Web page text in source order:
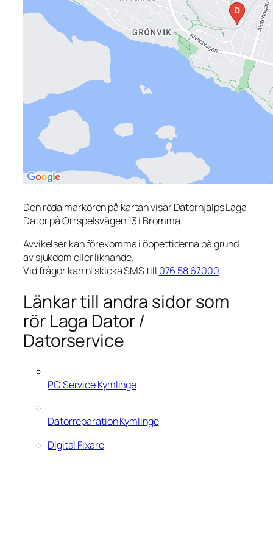
Den röda markören på kartan visar Datorhjälps Laga
Dator på Orrspelsvägen 13 i Bromma.
Avvikelser kan förekomma i öppettiderna på grund
av sjukdom eller liknande.
Vid frågor kan ni skicka SMS till 076 58 67000.
Länkar till andra sidor som
rör Laga Dator /
Datorservice
PC Service Kymlinge
Datorreparation Kymlinge
Digital Fixare